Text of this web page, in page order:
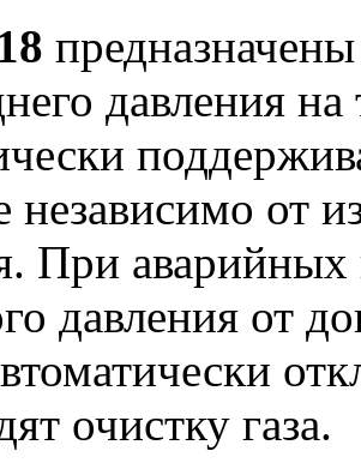
давления
независимо от
При
давления от
очистку газа.